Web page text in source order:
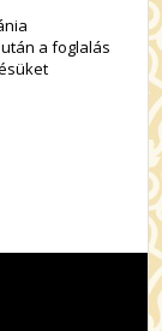
a foglalás